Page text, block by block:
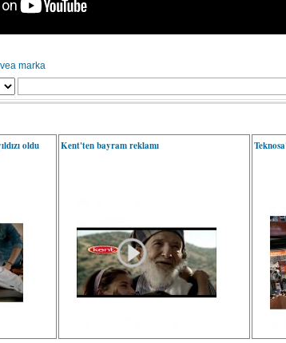
marka
oldu Kent'ten bayram reklamı